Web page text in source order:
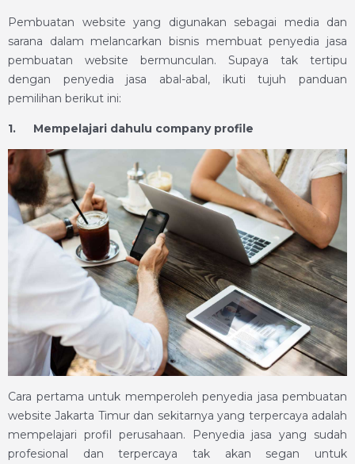
Pembuatan website yang digunakan sebagai media dan
sarana dalam melancarkan bisnis membuat penyedia jasa
pembuatan website bermunculan. Supaya tak tertipu
dengan penyedia jasa abal-abal, ikuti tujuh panduan
pemilihan berikut ini:
1. Mempelajari dahulu company profile
Cara pertama untuk memperoleh penyedia jasa pembuatan
website Jakarta Timur dan sekitarnya yang terpercaya adalah
mempelajari profil perusahaan. Penyedia jasa yang sudah
profesional dan terpercaya tak akan segan untuk